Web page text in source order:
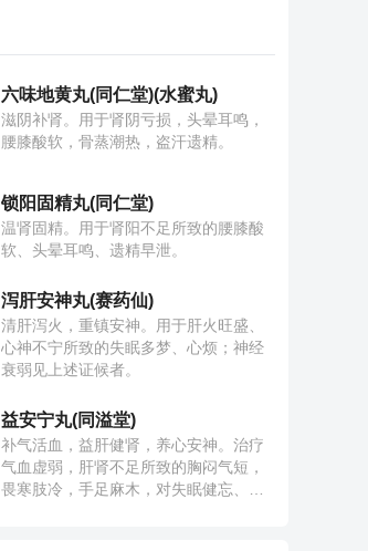
六味地黄丸(同仁堂)(水蜜丸)
滋阴补肾。用于肾阴亏损，头晕耳鸣，
腰膝酸软，骨蒸潮热，盗汗遗精。
锁阳固精丸(同仁堂)
温肾固精。用于肾阳不足所致的腰膝酸
软、头晕耳鸣、遗精早泄。
泻肝安神丸(赛药仙)
清肝泻火，重镇安神。用于肝火旺盛、
心神不宁所致的失眠多梦、心烦；神经
衰弱见上述证候者。
益安宁丸(同溢堂)
补气活血，益肝健肾，养心安神。治疗
气血虚弱，肝肾不足所致的胸闷气短，
畏寒肢冷，手足麻木，对失眠健忘、神